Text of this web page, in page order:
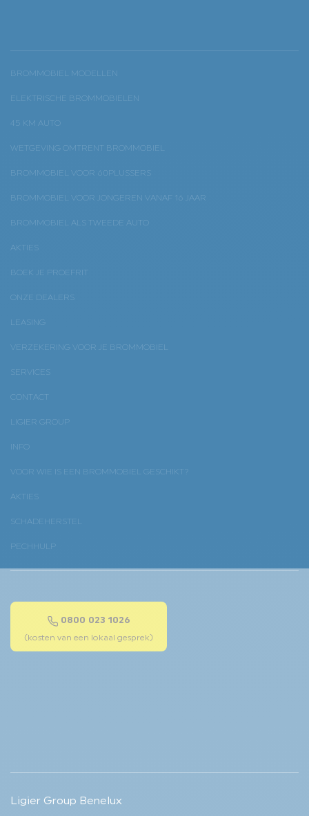
BROMMOBIEL MODELLEN
ELEKTRISCHE BROMMOBIELEN
45 KM AUTO
WETGEVING OMTRENT BROMMOBIEL
BROMMOBIEL VOOR 60PLUSSERS
BROMMOBIEL VOOR JONGEREN VANAF 16 JAAR
BROMMOBIEL ALS TWEEDE AUTO
AKTIES
BOEK JE PROEFRIT
ONZE DEALERS
LEASING
VERZEKERING VOOR JE BROMMOBIEL
SERVICES
CONTACT
LIGIER GROUP
INFO
VOOR WIE IS EEN BROMMOBIEL GESCHIKT?
AKTIES
SCHADEHERSTEL
PECHHULP
0800 023 1026
(kosten van een lokaal gesprek)
Ligier Group Benelux